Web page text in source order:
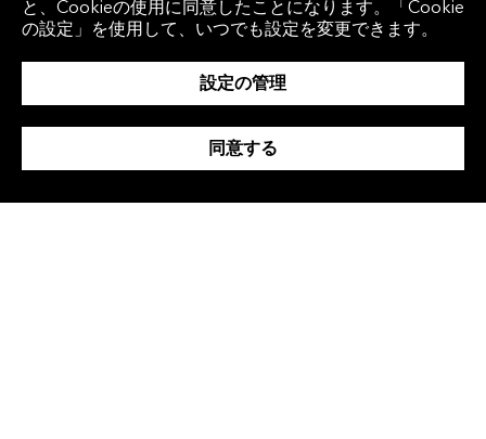
いて影響力のあるコミュニティーをつなぐ支
援をしています。
詳細につきましては、
https://about.bloomberg.co.jp/をご覧いただ
くか、デモをリクエストしてください。
と、Cookieの使用に同意したことになります。「Cookie
の設定」を使用して、いつでも設定を変更できます。
設定の管理
同意する